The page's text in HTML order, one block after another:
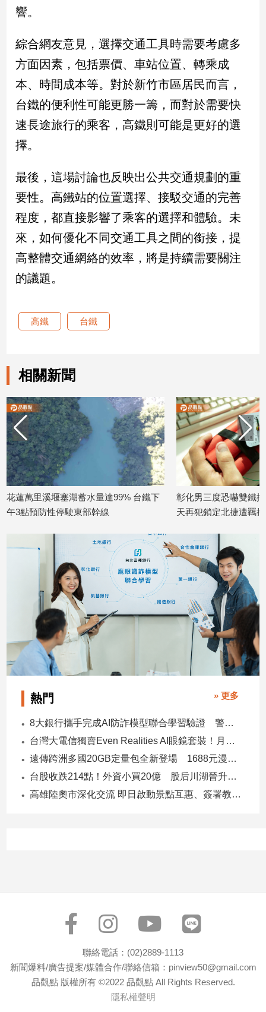
娛
星
聞
行/
時
尚
追
星
活
築/
室
內
設
旅
星
座/
理
消
費
健
康/
親
感
情
術
薦
技/
遊
物
Pet
響。
綜合網友意見，選擇交通工具時需要考慮多
方面因素，包括票價、車站位置、轉乘成
本、時間成本等。對於新竹市區居民而言，
台鐵的便利性可能更勝一籌，而對於需要快
速長途旅行的乘客，高鐵則可能是更好的選
擇。
最後，這場討論也反映出公共交通規劃的重
要性。高鐵站的位置選擇、接駁交通的完善
程度，都直接影響了乘客的選擇和體驗。未
來，如何優化不同交通工具之間的銜接，提
高整體交通網絡的效率，將是持續需要關注
的議題。
高鐵 台鐵
相關新聞
蓄水量達99% 台鐵下
東部幹線
彰化男三度恐嚇雙鐵揚言放炸彈！獲釋2
天再犯鎖定北捷遭羈押
熱門 » 更多
8大銀行攜手完成AI防詐模型聯合學習驗證 警示帳戶準確度提升2倍
台灣大電信獨賣Even Realities AI眼鏡套裝！月付1399元 專案價3990
遠傳跨洲多國20GB定量包全新登場 1688元漫遊逾百國家！
台股收跌214點！外資小買20億 股后川湖晉升萬金股
高雄陸奧市深化交流 即日啟動景點互惠、簽署教育合作MOU
聯絡電話：(02)2889-1113
新聞爆料/廣告提案/媒體合作/聯絡信箱：pinview50@gmail.com
品觀點 版權所有 ©2022 品觀點 All Rights Reserved.
隱私權聲明